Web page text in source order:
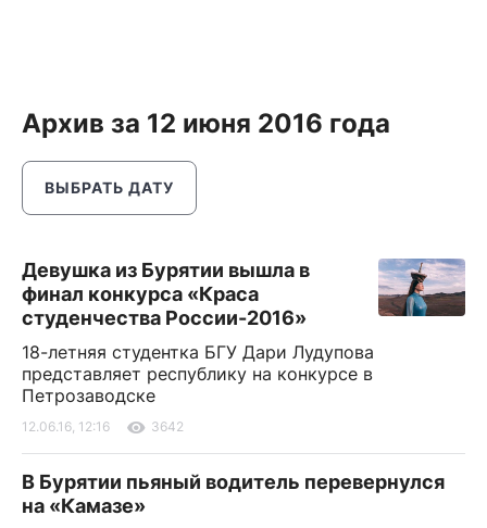
Архив за 12 июня 2016 года
ВЫБРАТЬ ДАТУ
Девушка из Бурятии вышла в
финал конкурса «Краса
студенчества России-2016»
18-летняя студентка БГУ Дари Лудупова
представляет республику на конкурсе в
Петрозаводске
12.06.16, 12:16 3642
В Бурятии пьяный водитель перевернулся
на «Камазе»